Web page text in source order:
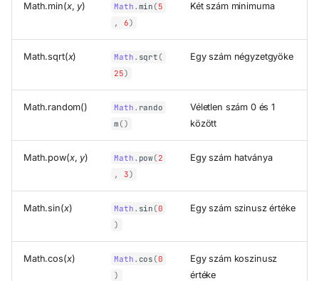
Math.min(x, y) Math . min (5
,
6)
Két szám minimuma
Math.sqrt(x) Math . sqrt (
25)
Egy szám négyzetgyöke
Math.random() Math . rando
m ()
Véletlen szám 0 és 1
között
Math.pow(x, y) Math . pow (2
,
3)
Egy szám hatványa
Math.sin(x) Math . sin (0
)
Egy szám szinusz értéke
Math.cos(x) Math . cos (0
)
Egy szám koszinusz
értéke